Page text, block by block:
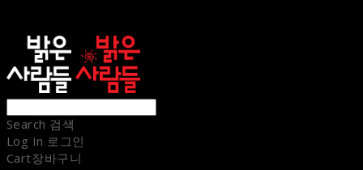
Search 검색
Log In 로그인
Cart장바구니